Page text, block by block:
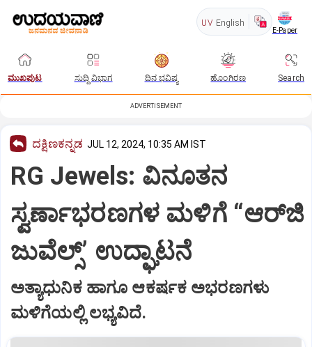
UV English
E-Paper
ಮುಖಪುಟ ಸುದ್ದಿ ವಿಭಾಗ ದಿನ ಭವಿಷ್ಯ ಹೊಂಗಿರಣ Search
ADVERTISEMENT
ದಕ್ಷಿಣಕನ್ನಡ JUL 12, 2024, 10:35 AM IST
RG Jewels: ವಿನೂತನ
ಸ್ವರ್ಣಾಭರಣಗಳ ಮಳಿಗೆ “ಆರ್‌ಜಿ
ಜುವೆಲ್ಸ್‌’ ಉದ್ಘಾಟನೆ
ಅತ್ಯಾಧುನಿಕ ಹಾಗೂ ಆಕರ್ಷಕ ಅಭರಣಗಳು
ಮಳಿಗೆಯಲ್ಲಿ ಲಭ್ಯವಿದೆ.